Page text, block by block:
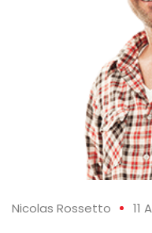
Nicolas Rossetto 11